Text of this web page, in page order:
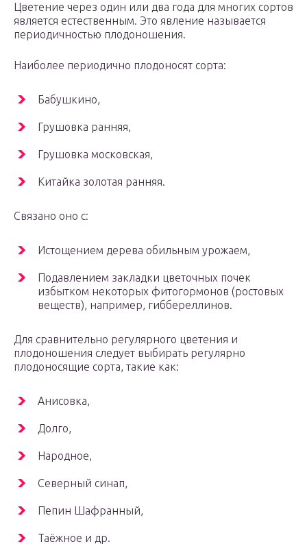
Цветение через один или два года для многих сортов
является естественным. Это явление называется
периодичностью плодоношения.
Наиболее периодично плодоносят сорта:
Бабушкино,
Грушовка ранняя,
Грушовка московская,
Китайка золотая ранняя.
Связано оно с:
Истощением дерева обильным урожаем,
Подавлением закладки цветочных почек
избытком некоторых фитогормонов (ростовых
веществ), например, гиббереллинов.
Для сравнительно регулярного цветения и
плодоношения следует выбирать регулярно
плодоносящие сорта, такие как:
Анисовка,
Долго,
Народное,
Северный синап,
Пепин Шафранный,
Таёжное и др.